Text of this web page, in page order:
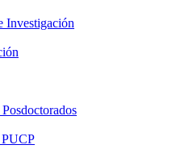
Investigación